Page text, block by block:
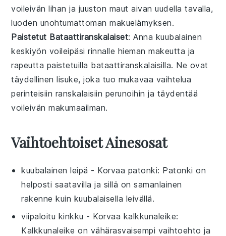
voileivänlihan ja juuston maut aivan uudella tavalla,
luoden unohtumattoman makuelämyksen.
Paistetut Bataattiranskalaiset: Anna kuubalainen
keskiyön voileipäsi rinnalle hieman makeutta ja
rapeutta paistetuilla bataattiranskalaisilla. Ne ovat
täydellinenlisuke, joka tuo mukavaa vaihtelua
perinteisiin ranskalaisiin perunoihin ja täydentää
voileivän makumaailman.
Vaihtoehtoiset Ainesosat
kuubalainen leipä - Korvaa patonki: Patonki on
helposti saatavilla ja sillä on samanlainen
rakenne kuin kuubalaisella leivällä.
viipaloitu kinkku - Korvaa kalkkunaleike:
Kalkkunaleike on vähärasvaisempi vaihtoehto ja